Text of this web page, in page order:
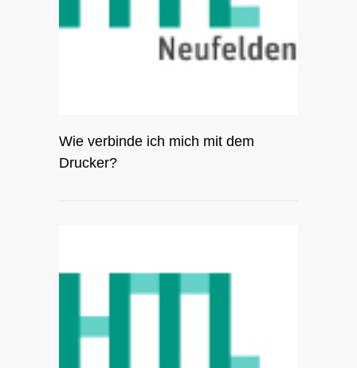
Wie verbinde ich mich mit dem
Drucker?